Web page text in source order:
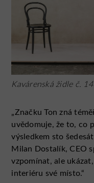
Kavárenská židle č. 14
„Značku Ton zná
uvědomuje, že to, co
výsledkem sto
Milan Dostalík, CEO
vzpomínat, ale
interiéru své místo.“